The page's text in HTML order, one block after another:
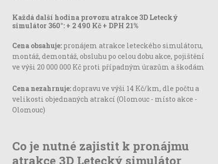
Každá další hodina provozu atrakce 3D Letecký
simulátor 360°: + 2 490 Kč + DPH 21%
Cena obsahuje: pronájem atrakce leteckého simulátoru,
montáž, demontáž, obsluhu po celou dobu akce, pojištění
ve výši 20 000 000 Kč proti případným úrazům a škodám
Cena nezahrnuje:dopravu ve výši 14 Kč/km, dle počtu a
velikosti objednaných atrakcí (Olomouc - místo akce -
Olomouc)
Co je nutné zajistit k pronájmu
atrakce 3D Letecký simulátor